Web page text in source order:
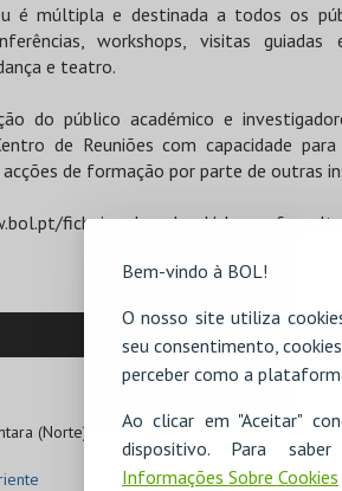
Bem-vindo à BOL!
O nosso site utiliza
seu consentimento,
perceber como a
Ao clicar em "Aceitar"
dispositivo. Para
Informações Sobre Cookies
é múltipla e destinada a todos os
workshops, visitas guiadas
e teatro.
do público académico e
de Reuniões com capacidade para
de formação por parte de outras
ficheirosdownload/
(Norte)